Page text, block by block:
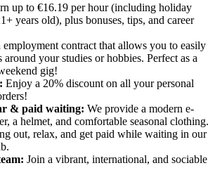
up to €16.19 per hour (including holiday
years old), plus bonuses, tips, and career
employment contract that allows you to easily
your studies or hobbies. Perfect as a
gig!
Enjoy a 20% discount on all your personal
& paid waiting: We provide a modern e-
a helmet, and comfortable seasonal clothing.
out, relax, and get paid while waiting in our
Join a vibrant, international, and sociable